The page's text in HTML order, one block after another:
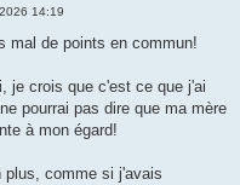
14:19
mal de points en commun!
je crois que c'est ce que j'ai
pourrai pas dire que ma mère
à mon égard!
plus, comme si j'avais